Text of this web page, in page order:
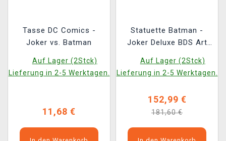
Tasse DC Comics -
Joker vs. Batman
Auf Lager (2Stck)
Lieferung in 2-5 Werktagen.
11,68 €
Statuette Batman -
Joker Deluxe BDS Art
Studios)
Auf Lager (2Stck)
Lieferung in 2-5 Werktagen.
152,99 €
181,60 €